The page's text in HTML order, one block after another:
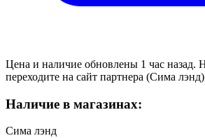
Цена и наличие обновлены 1 час назад.
переходите на сайт партнера (Сима
Наличие в магазинах:
Сима лэнд